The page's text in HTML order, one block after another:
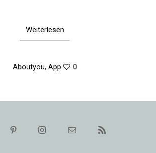
Weiterlesen
Aboutyou, App 0